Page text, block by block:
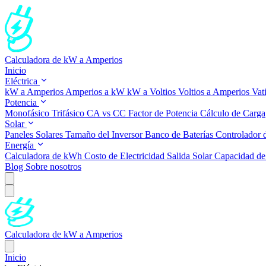
Calculadora de kW a Amperios
Inicio
Eléctrica
kW a Amperios Amperios a kW kW a Voltios Voltios a Amperios
Potencia
Monofásico Trifásico CA vs CC Factor de Potencia Cálculo de Carga
Solar
Paneles Solares Tamaño del InversorBanco de Baterías Controlador
Energía
Calculadora de kWh Costo de Electricidad Salida SolarCapacidad
Blog Sobre nosotros
Calculadora de kW a Amperios
Inicio